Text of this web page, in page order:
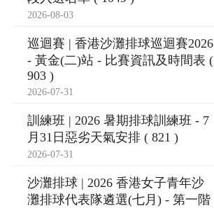
2026-08-03
巡迴賽 | 香港沙灘排球巡迴賽2026
- 黃金(二)站 - 比賽資訊及時間表 (
903 )
2026-07-31
訓練班 | 2026 暑期排球訓練班 - 7
月31日惡劣天氣安排 ( 821 )
2026-07-31
沙灘排球 | 2026 香港女子青年沙
灘排球代表隊遴選(七月) - 第一階